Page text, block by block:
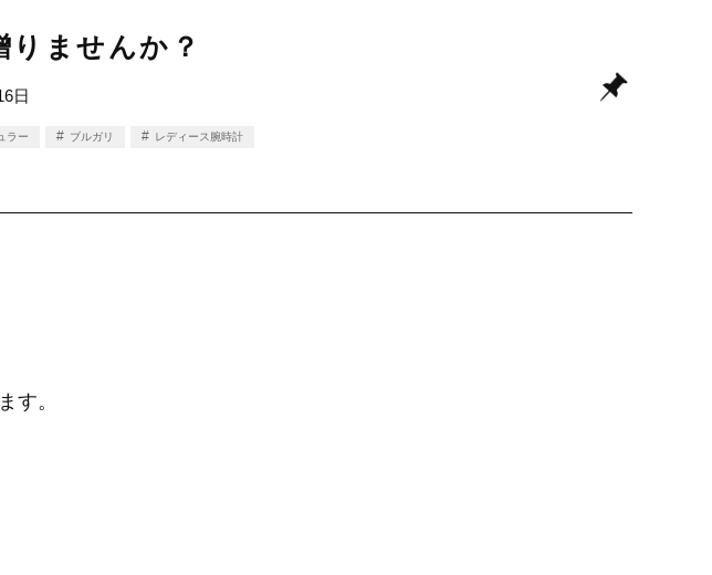
りませんか？
日
ラー ブルガリ レディース腕時計
す。